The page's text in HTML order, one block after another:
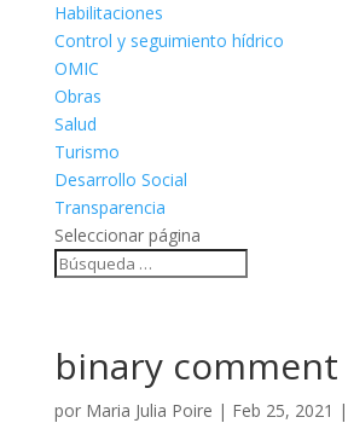
Habilitaciones
Control y seguimiento hídrico
OMIC
Obras
Salud
Turismo
Desarrollo Social
Transparencia
Seleccionar página
binary comment
por Maria Julia Poire | Feb 25, 2021 |